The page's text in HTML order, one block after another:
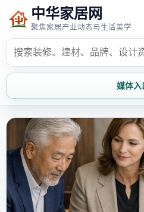
中华家居网
聚焦家居产业动态与生活美学
媒体入
首页
家居风水
时尚饰家